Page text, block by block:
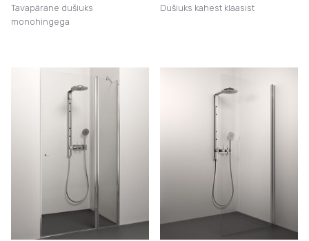
Tavapärane dušiuks
monohingega
Dušiuks kahest klaasist